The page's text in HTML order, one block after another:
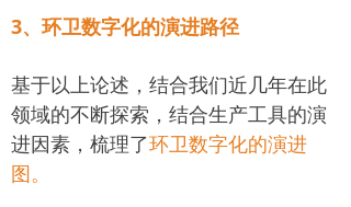
3、环卫数字化的演进路径
基于以上论述，结合我们近几年在此
领域的不断探索，结合生产工具的演
进因素，梳理了环卫数字化的演进
图。